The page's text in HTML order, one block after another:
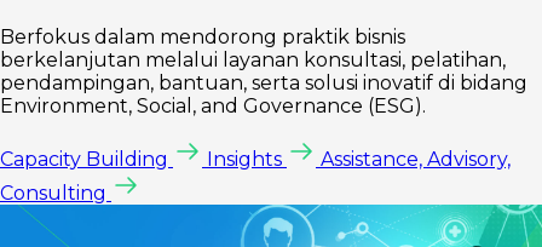
Berfokus dalam mendorong praktik bisnis
berkelanjutan melalui layanan konsultasi, pelatihan,
pendampingan, bantuan, serta solusi inovatif di bidang
Environment, Social, and Governance (ESG).
Capacity Building Insights
Assistance, Advisory,
Consulting